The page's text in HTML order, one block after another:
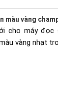
màu vàng
cho máy đọc
vàng nhạt